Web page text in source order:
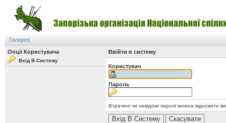
Галерея
Опції Користувача
Вхід В Систему
Ввійти в систему
Користувач
Пароль
Втрачені чи невідомі паролі можна відновити